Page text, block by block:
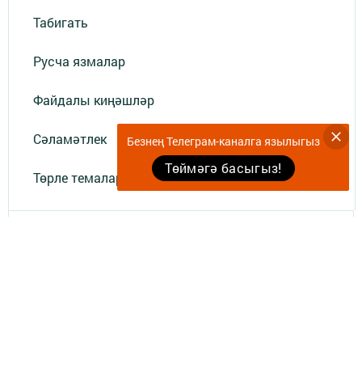
Табигать
Русча язмалар
Файдалы киңәшләр
Сәламәтлек
Төрле темалар
Безнең Телеграм-каналга язылыгыз
Төймәгә басыгыз!